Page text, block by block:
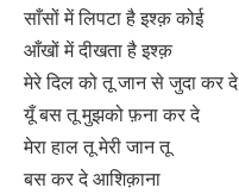
साँसों में लिपटा है इश्क़ कोई
आँखों में दीखता है इश्क़
मेरे दिल को तू जान से जुदा कर दे
यूँ बस तू मुझको फ़ना कर दे
मेरा हाल तू मेरी जान तू
बस कर दे आशिक़ाना